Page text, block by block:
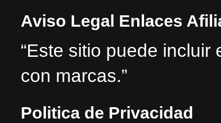
Aviso Legal Enlaces
“Este sitio puede
con marcas.”
Politica de Privacidad